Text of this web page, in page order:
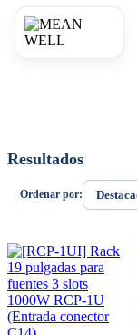
Resultados
Ordenar por: